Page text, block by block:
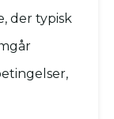
der typisk